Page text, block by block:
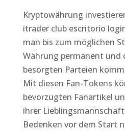
Kryptowährung
itrader club escritorio
man bis zum möglichen
Währung permanent und
besorgten Parteien
Mit diesen Fan-Tokens
bevorzugten Fanartikel
ihrer
Bedenken vor dem Start